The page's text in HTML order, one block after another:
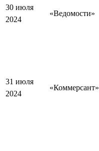
30 июля
2024
«Ведомости»
31 июля
2024
«Коммерсант»